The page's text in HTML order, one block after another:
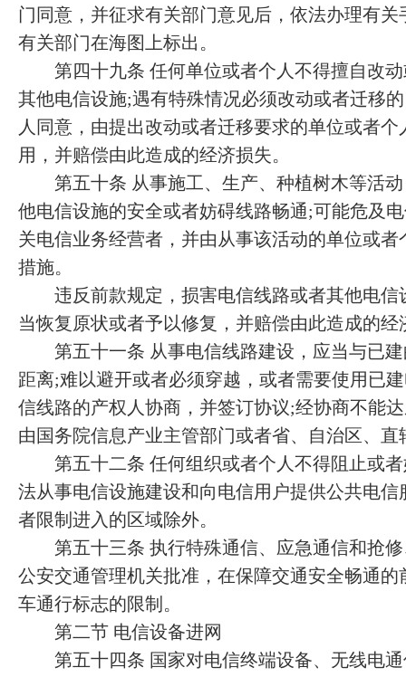
门同意，并征求有关部门意见后，依法办理有
有关部门在海图上标出。
第四十九条 任何单位或者个人不得擅自改动
其他电信设施;遇有特殊情况必须改动或者迁移
人同意，由提出改动或者迁移要求的单位或者
用，并赔偿由此造成的经济损失。
第五十条 从事施工、生产、种植树木等活动
他电信设施的安全或者妨碍线路畅通;可能危及
关电信业务经营者，并由从事该活动的单位或
措施。
违反前款规定，损害电信线路或者其他电信
当恢复原状或者予以修复，并赔偿由此造成的经
第五十一条 从事电信线路建设，应当与已建
距离;难以避开或者必须穿越，或者需要使用已
信线路的产权人协商，并签订协议;经协商不能
由国务院信息产业主管部门或者省、自治区、
第五十二条 任何组织或者个人不得阻止或者
法从事电信设施建设和向电信用户提供公共电
者限制进入的区域除外。
第五十三条 执行特殊通信、应急通信和抢修
公安交通管理机关批准，在保障交通安全畅通
车通行标志的限制。
第二节 电信设备进网
第五十四条 国家对电信终端设备、无线电通